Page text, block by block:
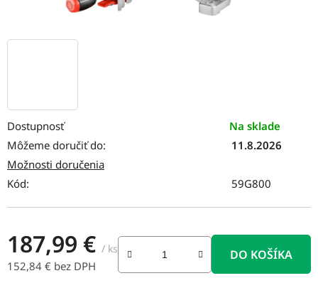
Dostupnosť
Na sklade
Môžeme doručiť do:
11.8.2026
Možnosti doručenia
Kód:
59G800
187,99 € / ks
152,84 € bez DPH
DO KOŠÍKA